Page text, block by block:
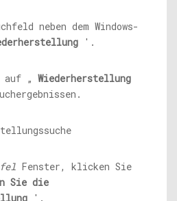
neben dem Windows-
'.
auf „ Wiederherstellung
Fenster, klicken Sie
Sie die
'.